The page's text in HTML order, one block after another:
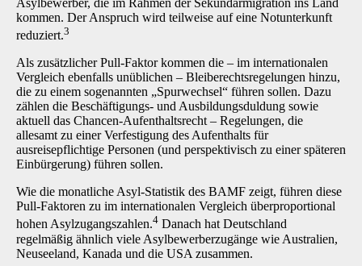
Asylbewerber, die im Rahmen der Sekundärmigration ins Land
kommen. Der Anspruch wird teilweise auf eine Notunterkunft
reduziert.3
Als zusätzlicher Pull-Faktor kommen die – im internationalen
Vergleich ebenfalls unüblichen – Bleiberechtsregelungen hinzu,
die zu einem sogenannten „Spurwechsel“ führen sollen. Dazu
zählen die Beschäftigungs- und Ausbildungsduldung sowie
aktuell das Chancen-Aufenthaltsrecht – Regelungen, die
allesamt zu einer Verfestigung des Aufenthalts für
ausreisepflichtige Personen (und perspektivisch zu einer späteren
Einbürgerung) führen sollen.
Wie die monatliche Asyl-Statistik des BAMF zeigt, führen diese
Pull-Faktoren zu im internationalen Vergleich überproportional
hohen Asylzugangszahlen.4 Danach hat Deutschland
regelmäßig ähnlich viele Asylbewerberzugänge wie Australien,
Neuseeland, Kanada und die USA zusammen.